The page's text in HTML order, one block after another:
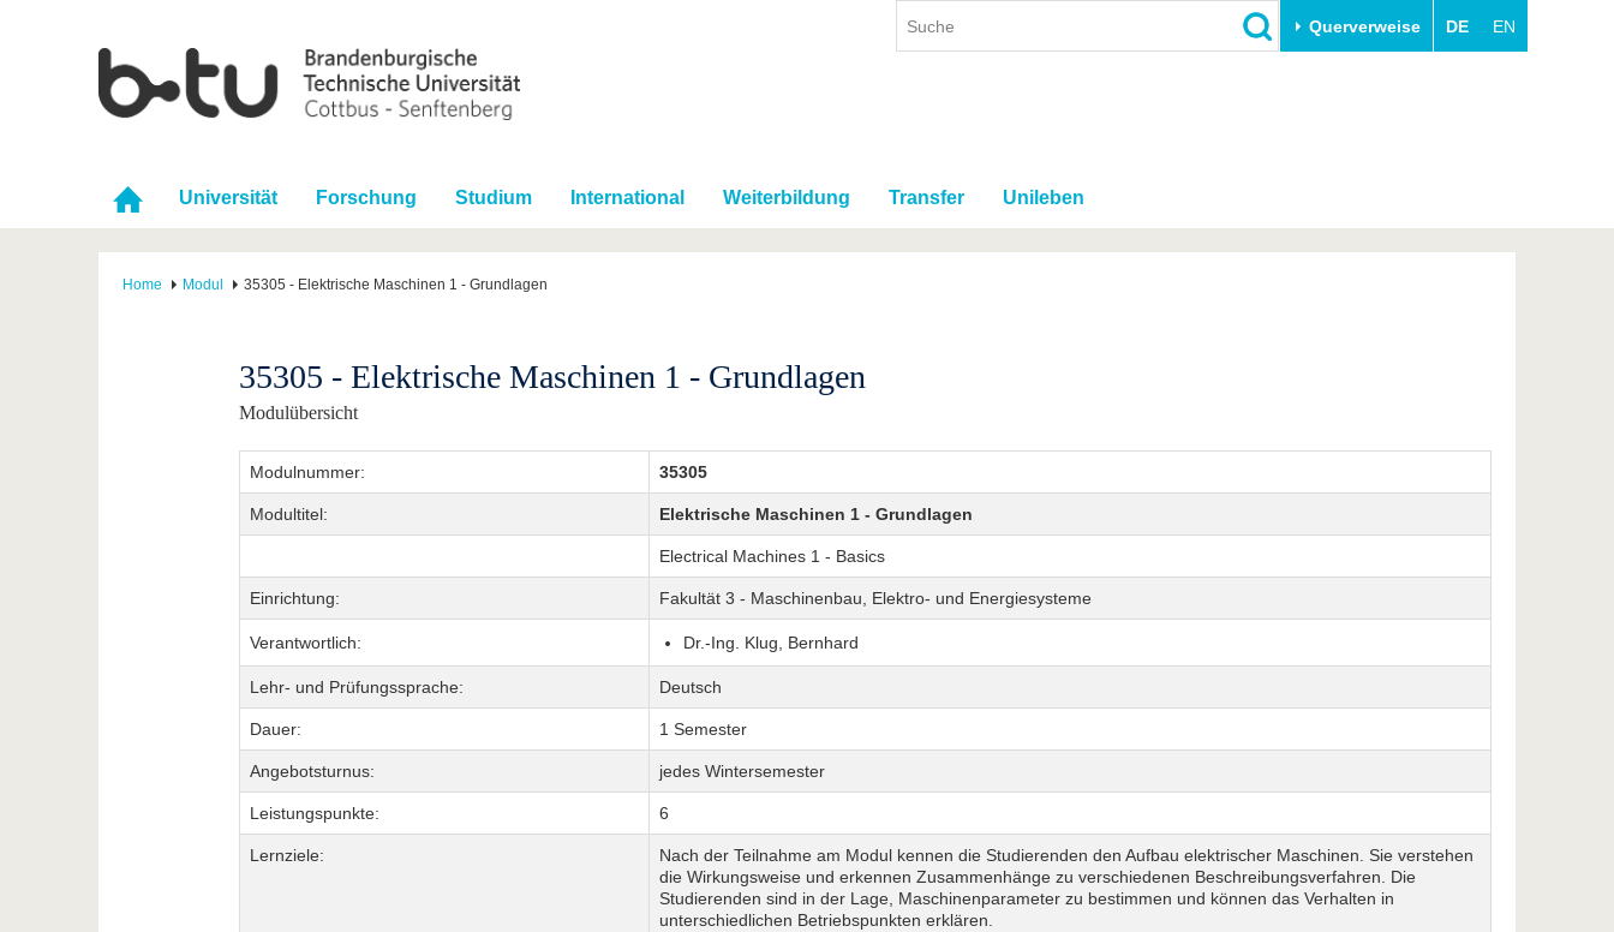
Querverweise DE EN
Universität Forschung Studium International Weiterbildung Transfer Unileben
Home Modul 35305 - Elektrische Maschinen 1 - Grundlagen
35305 - Elektrische Maschinen 1 - Grundlagen
Modulübersicht
Modulnummer: 35305
Modultitel: Elektrische Maschinen 1 - Grundlagen
Electrical Machines 1 - Basics
Einrichtung: Fakultät 3 - Maschinenbau, Elektro- und Energiesysteme
Verantwortlich: Dr.-Ing. Klug, Bernhard
Lehr- und Prüfungssprache: Deutsch
Dauer: 1 Semester
Angebotsturnus: jedes Wintersemester
Leistungspunkte: 6
Lernziele:
Nach der Teilnahme am Modul kennen die Studierenden den Aufbau elektrischer Maschinen. Sie verstehen
die Wirkungsweise und erkennen Zusammenhänge zu verschiedenen Beschreibungsverfahren. Die
Studierenden sind in der Lage, Maschinenparameter zu bestimmen und können das Verhalten in
unterschiedlichen Betriebspunkten erklären.